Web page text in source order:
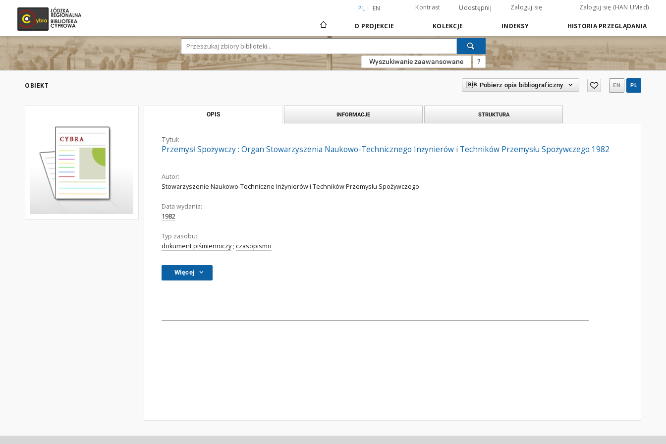
PL EN Kontrast Udostępnij Zaloguj się Zaloguj się (HAN UMed)
O PROJEKCIE KOLEKCJE INDEKSY HISTORIA PRZEGLĄDANIA
Wyszukiwanie zaawansowane ?
OBIEKT Pobierz opis bibliograficzny EN PL
OPIS INFORMACJE STRUKTURA
Tytuł:
Przemysł Spożywczy : Organ Stowarzyszenia Naukowo-Technicznego Inżynierów i Techników Przemysłu Spożywczego 1982
Autor:
Stowarzyszenie Naukowo-Techniczne Inżynierów i Techników Przemysłu Spożywczego
Data wydania:
1982
Typ zasobu:
dokument piśmienniczy; czasopismo
Więcej